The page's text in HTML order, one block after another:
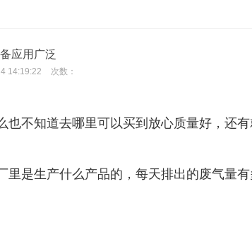
应用广泛
14:19:22 次数：
不知道去哪里可以买到放心质量好，还
是生产什么产品的，每天排出的废气量